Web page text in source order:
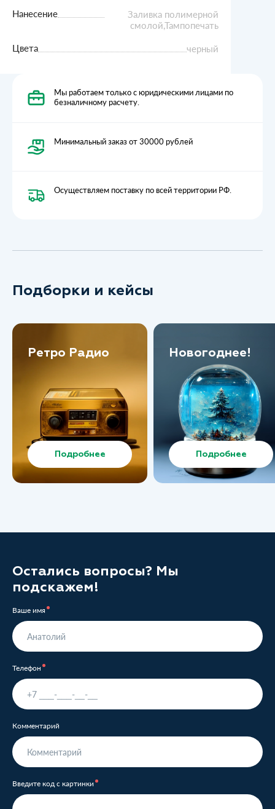
Мы работаем только с юридическими лицами по
безналичному расчету.
Минимальный заказ от 30000 рублей
Осуществляем поставку по всей территории РФ.
Нанесение
Заливка полимерной
смолой,Тампопечать
Цвета
черный
Подборки и кейсы
Ретро Радио
Подробнее
Новогоднее!
Подробнее
Остались вопросы? Мы
подскажем!
Ваше имя
Телефон
Комментарий
Введите код с картинки